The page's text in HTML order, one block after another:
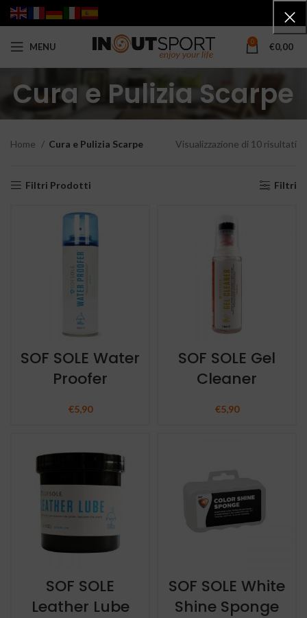
MENU 0 €0,00
Cura e Pulizia Scarpe
Home Cura e Pulizia Scarpe Visualizzazione di 10 risultati
Filtri Prodotti
Filtri
SOF SOLE Water
Proofer
€5,90
SOF SOLE Gel
Cleaner
€5,90
SOF SOLE
Leather Lube
SOF SOLE White
Shine Sponge